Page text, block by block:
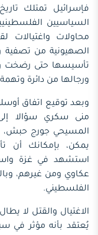
فإسرائيل تمتلك
السياسيين
محاولات
الصهيونية من
تأسيسها حتى رضخت
ورجالها من دائرة
وبعد توقيع اتفاق
منى سكري سؤالا
المسيحي جورج حبش،
يمكن، بإمكانك أن
استشهد في غزة
عكاوي ومن غيرهم،
الفلسطيني.
الاغتيال والقتل لا
يُعتقد بأنه مؤثر في